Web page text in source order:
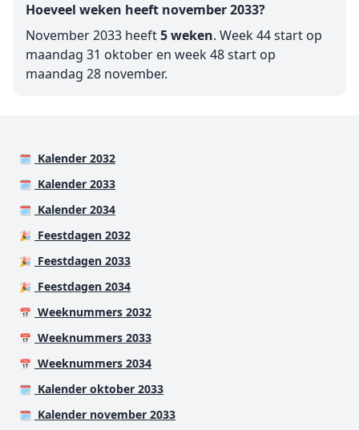
Hoeveel weken heeft november 2033?
November 2033 heeft5 weken. Week 44 start op
maandag 31 oktober en week 48 start op
maandag 28 november.
🗓️ Kalender 2032
🗓️ Kalender 2033
🗓️ Kalender 2034
🎉 Feestdagen 2032
🎉 Feestdagen 2033
🎉 Feestdagen 2034
📅 Weeknummers 2032
📅 Weeknummers 2033
📅 Weeknummers 2034
🗓️ Kalender oktober 2033
🗓️ Kalender november 2033